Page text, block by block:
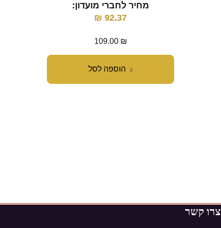
הוספה לסל
מחיר לחברי מועדון:
92.37
₪
109.00 ₪
צרו קשר